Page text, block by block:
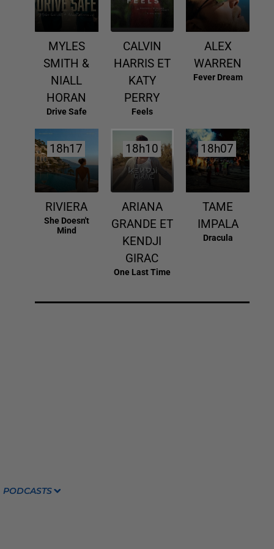
MYLES
SMITH &
NIALL
HORAN
Drive Safe
CALVIN
HARRIS ET
KATY
PERRY
Feels
ALEX
WARREN
Fever Dream
18h17
18h17
RIVIERA
She Doesn't
Mind
18h10
18h10
ARIANA
GRANDE ET
KENDJI
GIRAC
One Last Time
18h07
18h07
TAME
IMPALA
Dracula
PODCASTS